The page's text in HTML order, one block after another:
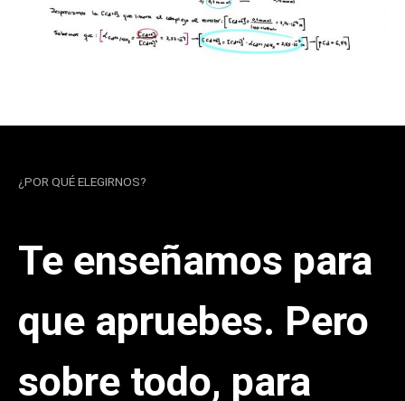
¿POR QUÉ ELEGIRNOS?
Te enseñamos para
que apruebes. Pero
sobre todo, para